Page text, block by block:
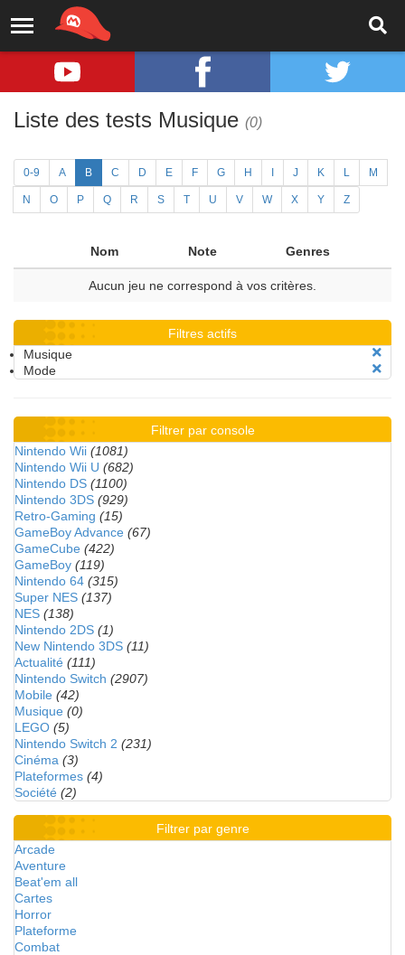
Liste des tests Musique (0)
0-9 A B C D E F G H J K L M
N O P Q R S T U V W X Y Z
Nom Note Genres
Aucun jeu ne correspond à vos critères.
Filtres actifs
Musique
Mode
Filtrer par console
Nintendo Wii (1081)
Nintendo Wii U (682)
Nintendo DS (1100)
Nintendo 3DS (929)
Retro-Gaming (15)
GameBoy Advance (67)
GameCube (422)
GameBoy (119)
Nintendo 64 (315)
Super NES (137)
NES (138)
Nintendo 2DS (1)
New Nintendo 3DS (11)
Actualité (111)
Nintendo Switch (2907)
Mobile (42)
Musique (0)
LEGO (5)
Nintendo Switch 2 (231)
Cinéma (3)
Plateformes (4)
Société (2)
Filtrer par genre
Arcade
Aventure
Beat'em all
Cartes
Horror
Plateforme
Combat